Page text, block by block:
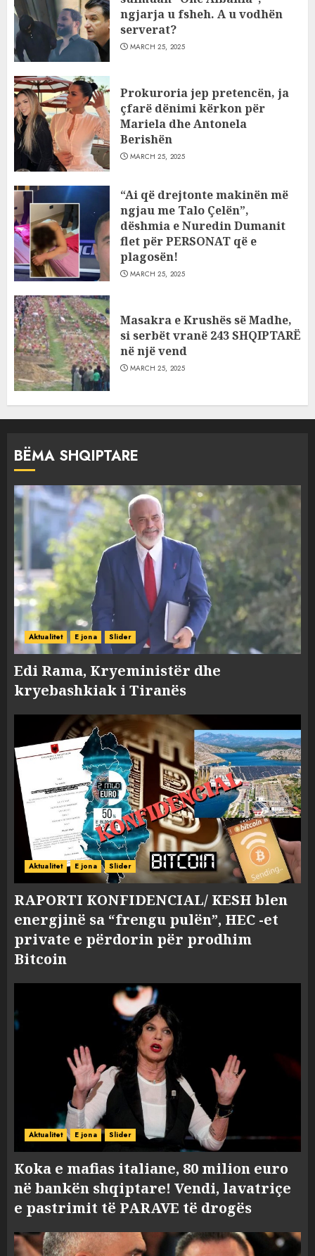
ngjarja u fsheh. A u vodhën
serverat?
MARCH 25, 2025
Prokuroria jep pretencën, ja
çfarë dënimi kërkon për
Mariela dhe Antonela
Berishën
MARCH 25, 2025
“Ai që drejtonte makinën më
ngjau me Talo Çelën”,
dëshmia e Nuredin Dumanit
flet për PERSONAT që e
plagosën!
MARCH 25, 2025
Masakra e Krushës së Madhe,
si serbët vranë 243 SHQIPTARË
në një vend
MARCH 25, 2025
BËMA SHQIPTARE
Aktualitet E jona Slider
Edi Rama, Kryeministër dhe
kryebashkiak i Tiranës
Aktualitet E jona Slider
RAPORTI KONFIDENCIAL/ KESH blen
energjinë sa “frengu pulën”, HEC -et
private e përdorin për prodhim
Bitcoin
Aktualitet E jona Slider
Koka e mafias italiane, 80 milion euro
në bankën shqiptare! Vendi, lavatriçe
e pastrimit të PARAVE të drogës